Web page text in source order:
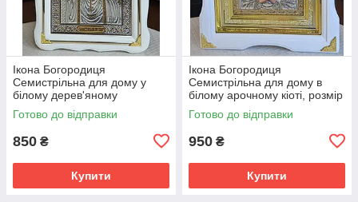
Ікона Богородиця
Семистрільна для дому у
білому дерев'яному
фігурному кіоті, розмір кіота
27*37, сюжет під срібло
Готово до відправки
850 ₴
Купити
Ікона Богородиця
Семистрільна для дому в
білому арочному кіоті, розмір
кіота 28*25, сюжет під срібло
15*18.
Готово до відправки
950 ₴
Купити